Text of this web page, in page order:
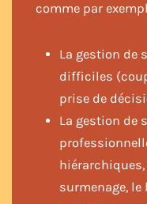
comme par
La gestion de
difficiles
prise de
La gestion de
surmenage,